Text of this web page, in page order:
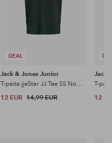
DEAL
Jack & Jones Junior
T-paita jjeStar JJ Tee SS Noos Jnr
12 EUR 14,99 EUR
Jack
12